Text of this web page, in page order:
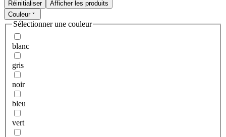
Réinitialiser
Afficher les produits
Couleur
Sélectionner une couleur
blanc
gris
noir
bleu
vert